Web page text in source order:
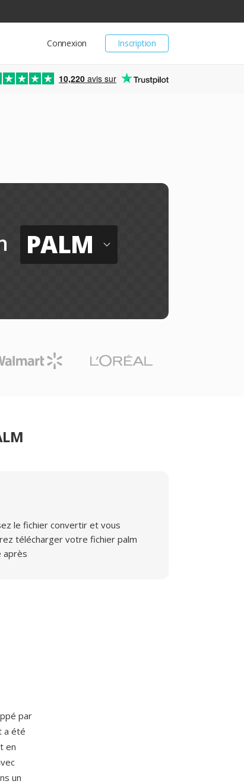
Inscription
Connexion
10,220 avis sur
PALM
le fichier convertir et vous
télécharger votre fichier palm
après
par
a été
en
un